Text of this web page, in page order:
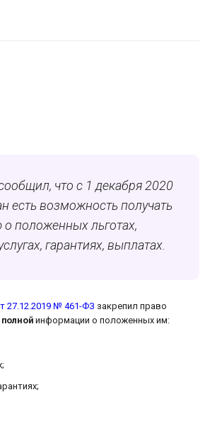
что с 1 декабря 2020
есть возможность получать
положенных льготах,
гарантиях, выплатах.
27.12.2019 № 461-ФЗ закрепил право
полной информации о положенных им: